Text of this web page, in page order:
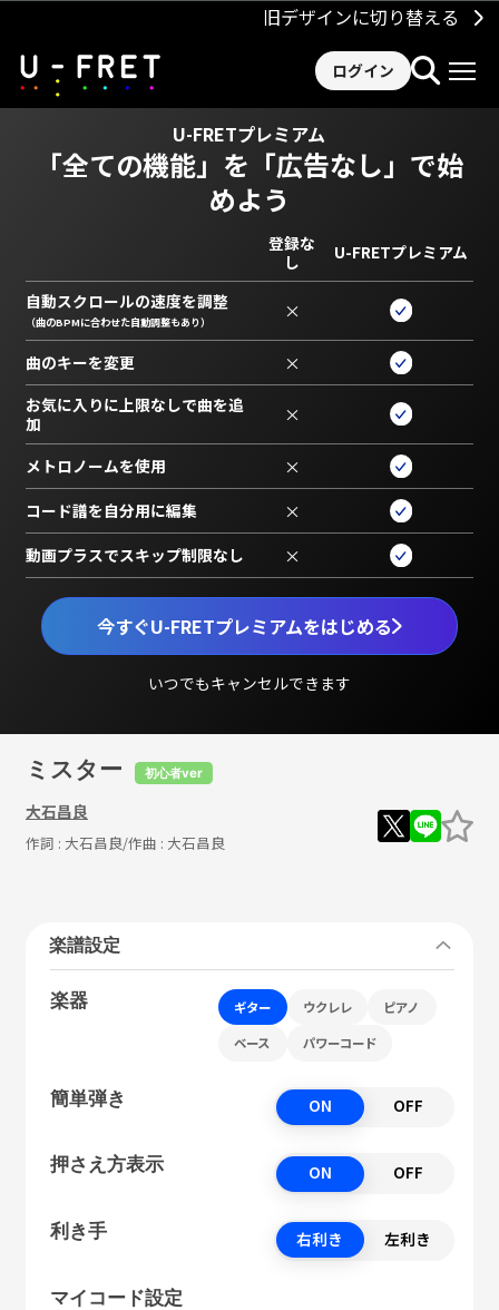
旧デザインに切り替える
ログイン
U-FRETプレミアム
「全ての機能」を 「広告なし」で始
めよう
今すぐU-FRETプレミアムをはじめる
いつでもキャンセルできます
登録な
し
U-FRETプレミアム
自動スクロールの速度を調整
（曲のBPMに合わせた自動調整もあり） ×
曲のキーを変更 ×
お気に入りに上限なしで曲を追
加
×
メトロノームを使用 ×
コード譜を自分用に編集 ×
動画プラスでスキップ制限なし ×
ミスター 初心者ver
大石昌良
作詞 : 大石昌良/作曲 : 大石昌良
楽譜設定
楽器 ギター ウクレレ ピアノ
ベース パワーコード
簡単弾き ON OFF
押さえ方表示 ON OFF
利き手 右利き 左利き
マイコード設定